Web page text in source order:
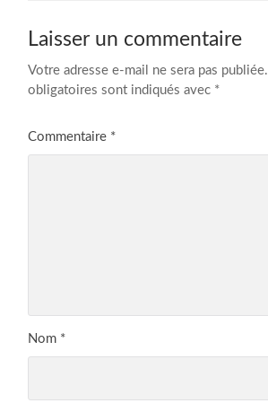
Laisser un commentaire
Votre adresse e-mail ne sera pas publiée.
obligatoires sont indiqués avec *
Commentaire *
Nom *